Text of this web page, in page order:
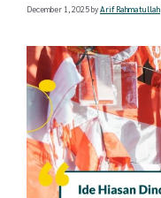
December 1, 2025byArif Rahmatullah